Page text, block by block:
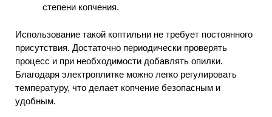
степени копчения.
Использование такой коптильни не требует постоянного
присутствия. Достаточно периодически проверять
процесс и при необходимости добавлять опилки.
Благодаря электроплитке можно легко регулировать
температуру, что делает копчение безопасным и
удобным.